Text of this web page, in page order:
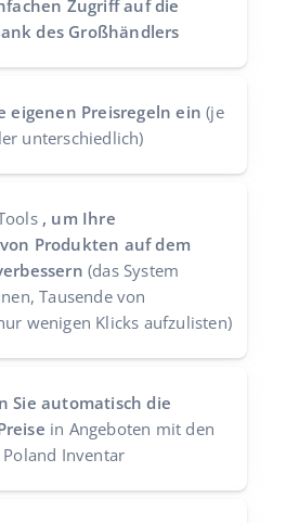
Zugriff auf die
des Großhändlers
eigenen Preisregeln ein (je
unterschiedlich)
, um Ihre
Produkten auf dem
(das System
Tausende von
wenigen Klicks aufzulisten)
Sie automatisch die
in Angeboten mit den
Inventar